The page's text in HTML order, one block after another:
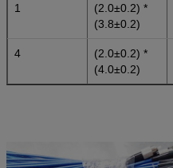
1
(2.0±0.2) *
(3.8±0.2)
4
(2.0±0.2) *
(4.0±0.2)